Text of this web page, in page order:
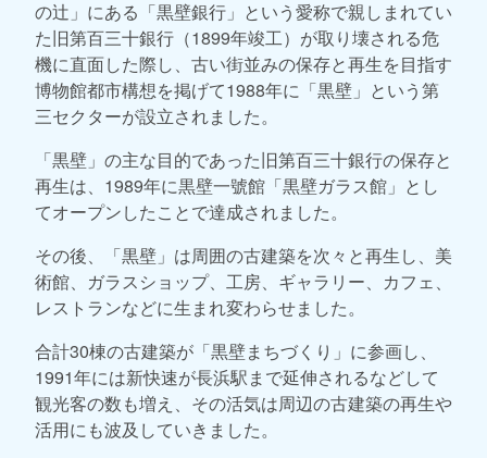
の辻」にある「黒壁銀行」という愛称で親しまれてい
た旧第百三十銀行（1899年竣工）が取り壊される危
機に直面した際し、古い街並みの保存と再生を目指す
博物館都市構想を掲げて1988年に「黒壁」という第
三セクターが設立されました。
「黒壁」の主な目的であった旧第百三十銀行の保存と
再生は、1989年に黒壁一號館「黒壁ガラス館」とし
てオープンしたことで達成されました。
その後、「黒壁」は周囲の古建築を次々と再生し、美
術館、ガラスショップ、工房、ギャラリー、カフェ、
レストランなどに生まれ変わらせました。
合計30棟の古建築が「黒壁まちづくり」に参画し、
1991年には新快速が長浜駅まで延伸されるなどして
観光客の数も増え、その活気は周辺の古建築の再生や
活用にも波及していきました。